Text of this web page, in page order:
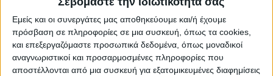
Εμείς και οι συνεργάτες μας αποθηκεύουμε και/ή έχουμε
πρόσβαση σε πληροφορίες σε μια συσκευή, όπως τα cookies,
και επεξεργαζόμαστε προσωπικά δεδομένα, όπως μοναδικοί
αναγνωριστικοί και προσαρμοσμένες πληροφορίες που
αποστέλλονται από μια συσκευή για εξατομικευμένες διαφημίσεις